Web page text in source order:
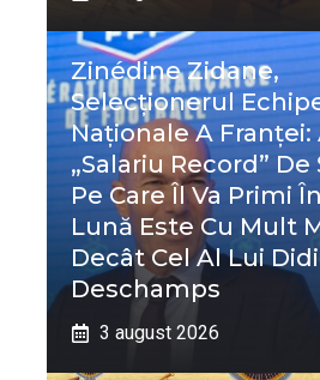
Zinédine Zidane,
Selecționerul
Naționale A Franței:
„salariu Record” De
Pe Care Îl Va Primi
Lună Este Cu Mult
Decât Cel Al Lui
Deschamps
3 august 2026